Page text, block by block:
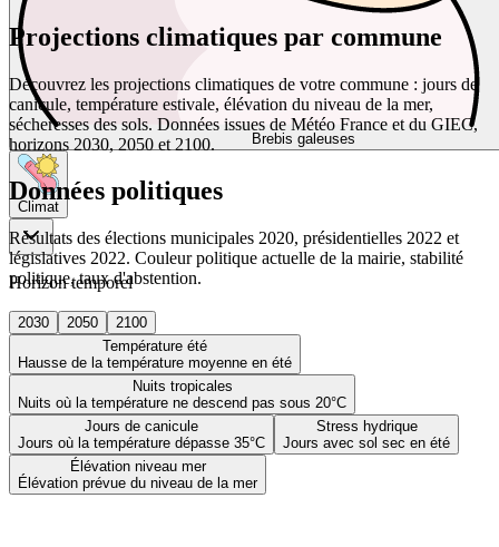
Brebis galeuses
Climat
Horizon temporel
2030 2050
2100
Température été
Hausse de la température moyenne en été
Nuits tropicales
Nuits où la température ne descend pas sous 20°C
Jours de canicule
Jours où la température dépasse 35°C
Stress hydrique
Jours avec sol sec en été
Élévation niveau mer
Élévation prévue du niveau de la mer
Projections climatiques par commune
Découvrez les projections climatiques de votre commune : jours de
canicule, température estivale, élévation du niveau de la mer,
sécheresses des sols. Données issues de Météo France et du GIEC,
horizons 2030, 2050 et 2100.
Données politiques
Résultats des élections municipales 2020, présidentielles 2022 et
législatives 2022. Couleur politique actuelle de la mairie, stabilité
politique, taux d'abstention.